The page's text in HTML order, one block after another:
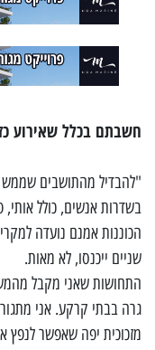
חשבתם בכלל שאירוע
"להבדיל מהתושבים שממש
בשדרות אנשים, כולל
הכוננות אמנם נועדה
שניים ייכנסו, לא מאות.
התחושות שאני מקבל
גרה בבתי קרקע. אני
מזכוכית יפה שאפשר לנפץ